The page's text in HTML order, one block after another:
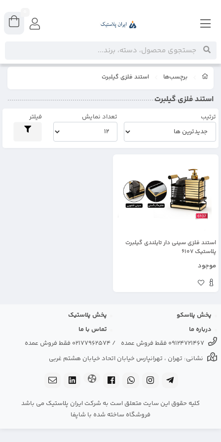
برچسب‌ها استند فلزی گیلبرت
استند فلزی گیلبرت
ترتیب تعداد نمایش فیلتر
استند فلزی سینی دار تایلندی گیلبرت
پلاستیک 6107
موجود
پخش پلاسکو
پخش پلاستیک
درباره ما
تماس با ما
09124721467 فقط فروش عمده
/ 02177962574 فقط فروش عمده
نشانی: تهران ، تهرانپارس خیابان اتحاد خیابان هشتم غربی
کلیه حقوق این سایت متعلق است به شرکت ایران پلاستیک می باشد
فروشگاه ساخته شده با شاپفا